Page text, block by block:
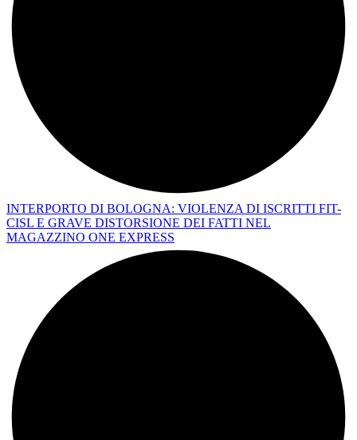
INTERPORTO DI BOLOGNA: VIOLENZA DI ISCRITTI FIT-
CISL E GRAVE DISTORSIONE DEI FATTI NEL
MAGAZZINO ONE EXPRESS